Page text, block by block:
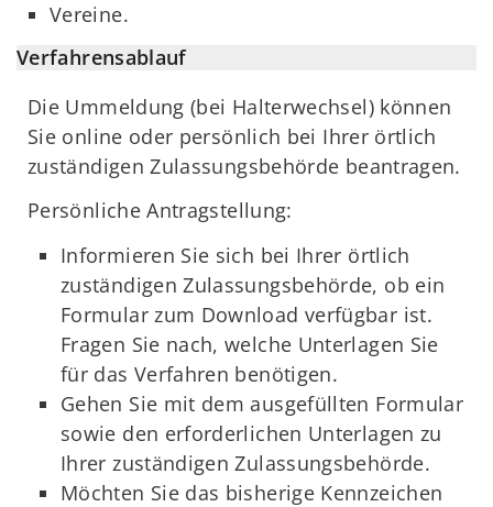
Vereine.
Verfahrensablauf
Die Ummeldung (bei Halterwechsel) können
Sie online oder persönlich bei Ihrer örtlich
zuständigen Zulassungsbehörde beantragen.
Persönliche Antragstellung:
Informieren Sie sich bei Ihrer örtlich
zuständigen Zulassungsbehörde, ob ein
Formular zum Download verfügbar ist.
Fragen Sie nach, welche Unterlagen Sie
für das Verfahren benötigen.
Gehen Sie mit dem ausgefüllten Formular
sowie den erforderlichen Unterlagen zu
Ihrer zuständigen Zulassungsbehörde.
Möchten Sie das bisherige Kennzeichen